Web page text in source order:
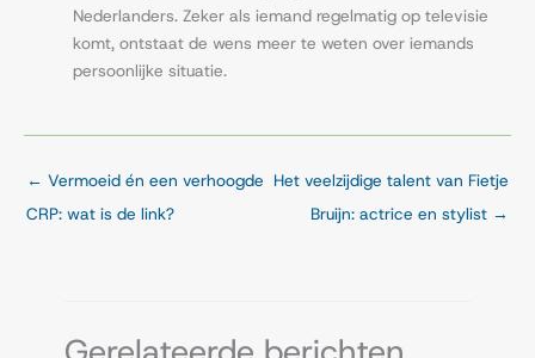
Nederlanders. Zeker als iemand regelmatig op televisie
komt, ontstaat de wens meer te weten over iemands
persoonlijke situatie.
← Vermoeid én een verhoogde
CRP: wat is de link?
Het veelzijdige talent van Fietje
Bruijn: actrice en stylist →